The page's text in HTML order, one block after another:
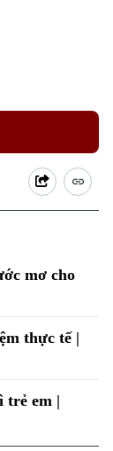
mơ cho
thực tế |
trẻ em |